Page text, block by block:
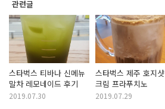
관련글
스타벅스 티바나 신메뉴
말차 레모네이드 후기
2019.07.30
스타벅스 제주 호지샷
크림 프라푸치노
2019.07.29